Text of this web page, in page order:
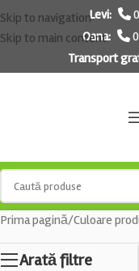
Skip to navigation
Skip to main content
Levi:
Oana:
Transport
Prima pagină/Culoare
Arată filtre